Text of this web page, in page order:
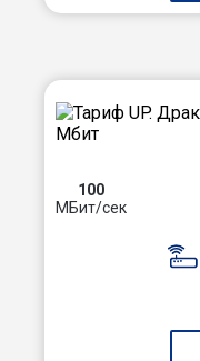
100
МБит/сек